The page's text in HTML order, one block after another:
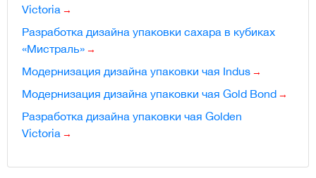
Victoria
Разработка дизайна упаковки сахара в кубиках
«Мистраль»
Модернизация дизайна упаковки чая Indus
Модернизация дизайна упаковки чая Gold Bond
Разработка дизайна упаковки чая Golden
Victoria